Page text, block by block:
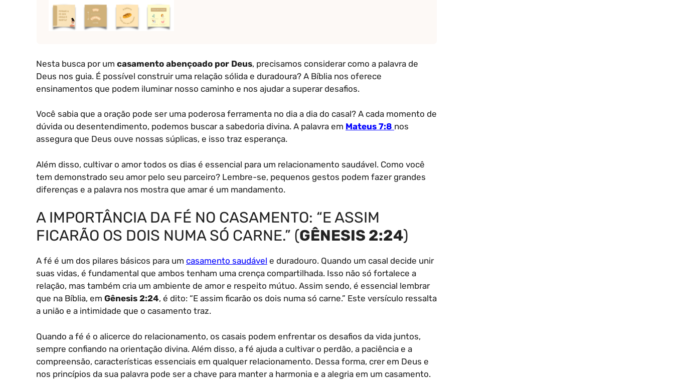
Nesta busca por um casamento abençoado por Deus, precisamos considerar como a palavra de
Deus nos guia. É possível construir uma relação sólida e duradoura? A Bíblia nos oferece
ensinamentos que podem iluminar nosso caminho e nos ajudar a superar desafios.
Você sabia que a oração pode ser uma poderosa ferramenta no dia a dia do casal? A cada momento de
dúvida ou desentendimento, podemos buscar a sabedoria divina. A palavra em Mateus 7:8 nos
assegura que Deus ouve nossas súplicas, e isso traz esperança.
Além disso, cultivar o amor todos os dias é essencial para um relacionamento saudável. Como você
tem demonstrado seu amor pelo seu parceiro? Lembre-se, pequenos gestos podem fazer grandes
diferenças e a palavra nos mostra que amar é um mandamento.
A IMPORTÂNCIA DA FÉ NO CASAMENTO: “E ASSIM
FICARÃO OS DOIS NUMA SÓ CARNE.” (GÊNESIS 2:24)
A fé é um dos pilares básicos para um casamento saudável e duradouro. Quando um casal decide unir
suas vidas, é fundamental que ambos tenham uma crença compartilhada. Isso não só fortalece a
relação, mas também cria um ambiente de amor e respeito mútuo. Assim sendo, é essencial lembrar
que na Bíblia, em Gênesis 2:24, é dito: “E assim ficarão os dois numa só carne.” Este versículo ressalta
a união e a intimidade que o casamento traz.
Quando a fé é o alicerce do relacionamento, os casais podem enfrentar os desafios da vida juntos,
sempre confiando na orientação divina. Além disso, a fé ajuda a cultivar o perdão, a paciência e a
compreensão, características essenciais em qualquer relacionamento. Dessa forma, crer em Deus e
nos princípios da sua palavra pode ser a chave para manter a harmonia e a alegria em um casamento.